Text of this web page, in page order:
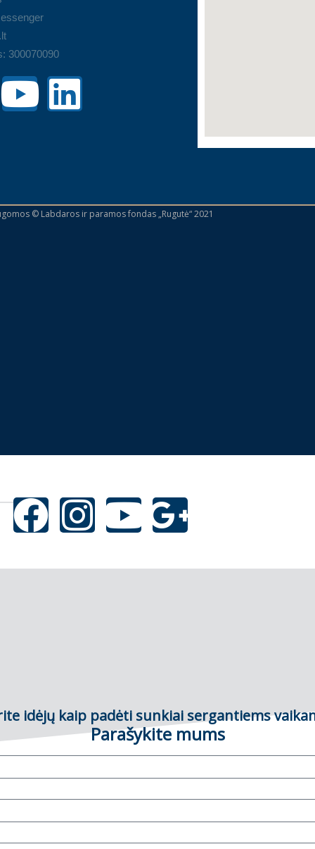
300070090
© Labdaros ir paramos fondas „Rugutė“ 2021
idėjų kaip padėti sunkiai sergantiems
Parašykite mums